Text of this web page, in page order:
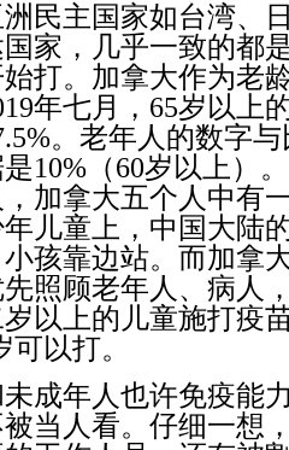
民主国家如台湾、
家，几乎一致的都
打。加拿大作为老
年七月，65岁以上
。老年人的数字
10%（60岁以上）
加拿大五个人中有
儿童上，中国大陆
孩靠边站。而加拿
照顾老年人、病人
以上的儿童施打疫
以打。
成年人也许免疫能
当人看。仔细一想